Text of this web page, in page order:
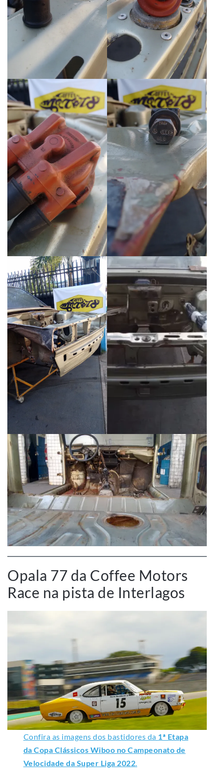
Opala 77 da Coffee Motors
Race na pista de Interlagos
Confira as imagens dos bastidores da 1ª Etapa
da Copa Clássicos Wiboo no Campeonato de
Velocidade da Super Liga 2022.